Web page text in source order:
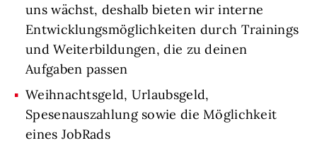
uns wächst, deshalb bieten wir interne
Entwicklungsmöglichkeiten durch Trainings
und Weiterbildungen, die zu deinen
Aufgaben passen
Weihnachtsgeld, Urlaubsgeld,
Spesenauszahlung sowie die Möglichkeit
eines JobRads